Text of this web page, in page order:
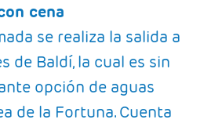
cena
se realiza la salida a
de Baldí, la cual es sin
opción de aguas
de la Fortuna. Cuenta